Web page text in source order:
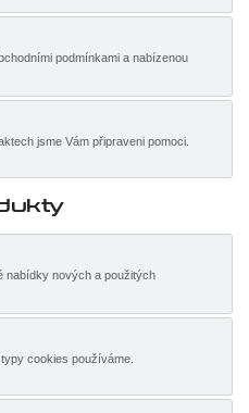
podmínkami a nabízenou
jsme Vám připraveni pomoci.
nabídky nových a použitých
cookies používáme.